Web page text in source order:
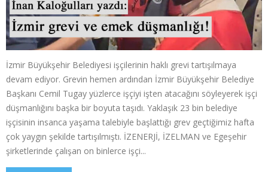
İzmir Büyükşehir Belediyesi işçilerinin haklı grevi tartışılmaya
devam ediyor. Grevin hemen ardından İzmir Büyükşehir Belediye
Başkanı Cemil Tugay yüzlerce işçiyi işten atacağını söyleyerek işçi
düşmanlığını başka bir boyuta taşıdı. Yaklaşık 23 bin belediye
işçisinin insanca yaşama talebiyle başlattığı grev geçtiğimiz hafta
çok yaygın şekilde tartışılmıştı. İZENERJİ, İZELMAN ve Egeşehir
şirketlerinde çalışan on binlerce işçi...